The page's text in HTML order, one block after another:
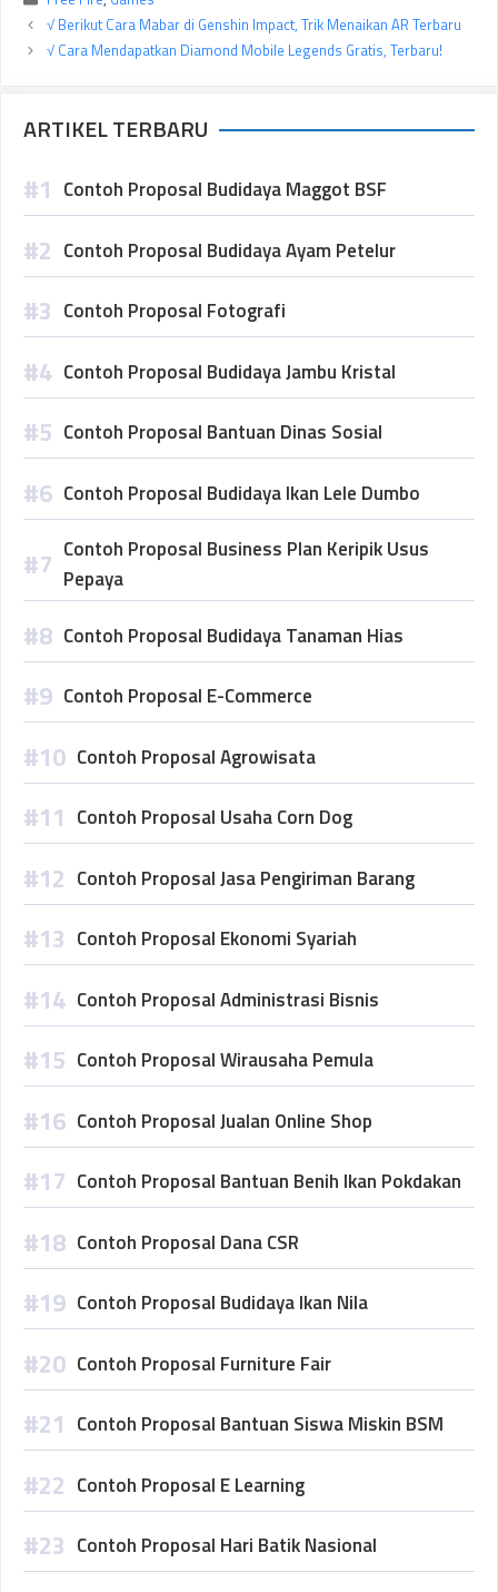
√ Berikut Cara Mabar di Genshin Impact, Trik Menaikan AR Terbaru
√ Cara Mendapatkan Diamond Mobile Legends Gratis, Terbaru!
ARTIKEL TERBARU
Contoh Proposal Budidaya Maggot BSF
Contoh Proposal Budidaya Ayam Petelur
Contoh Proposal Fotografi
Contoh Proposal Budidaya Jambu Kristal
Contoh Proposal Bantuan Dinas Sosial
Contoh Proposal Budidaya Ikan Lele Dumbo
Contoh Proposal Business Plan Keripik Usus
Pepaya
Contoh Proposal Budidaya Tanaman Hias
Contoh Proposal E-Commerce
Contoh Proposal Agrowisata
Contoh Proposal Usaha Corn Dog
Contoh Proposal Jasa Pengiriman Barang
Contoh Proposal Ekonomi Syariah
Contoh Proposal Administrasi Bisnis
Contoh Proposal Wirausaha Pemula
Contoh Proposal Jualan Online Shop
Contoh Proposal Bantuan Benih Ikan Pokdakan
Contoh Proposal Dana CSR
Contoh Proposal Budidaya Ikan Nila
Contoh Proposal Furniture Fair
Contoh Proposal Bantuan Siswa Miskin BSM
Contoh Proposal E Learning
Contoh Proposal Hari Batik Nasional